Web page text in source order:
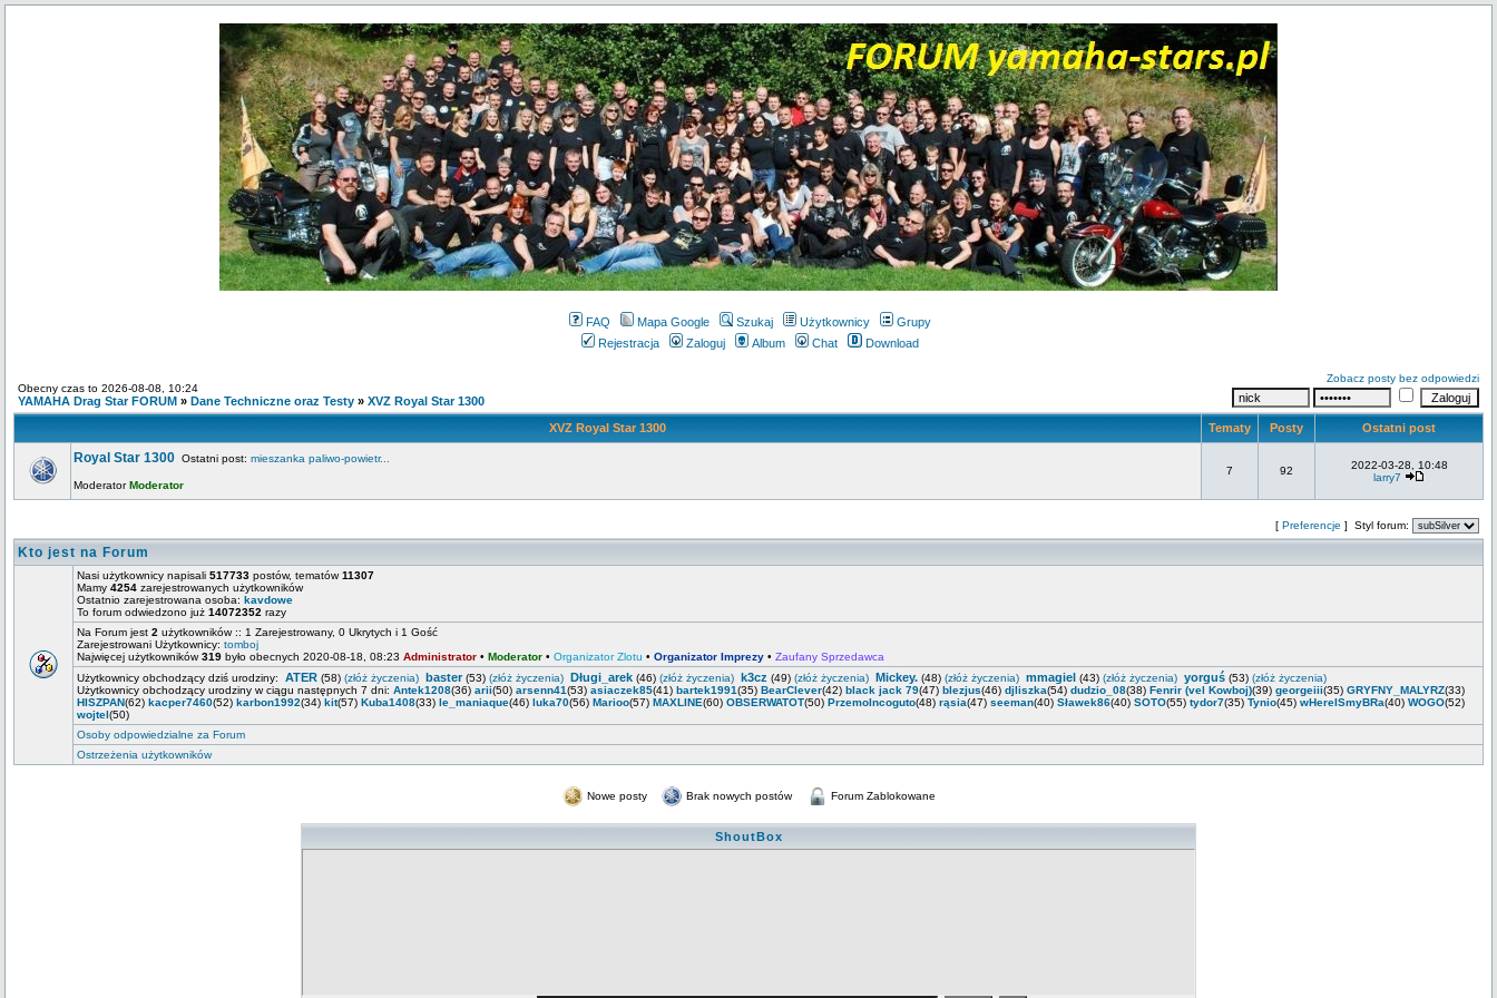
FAQ Mapa Google Szukaj Użytkownicy
Grupy
Rejestracja
Zaloguj Album Chat Download
Obecny czas to 2026-08-08, 10:24
YAMAHA Drag Star FORUM » Dane Techniczne oraz Testy » XVZ Royal Star 1300
Zobacz posty bez odpowiedzi
XVZ Royal Star 1300 Tematy Posty Ostatni post
Royal Star 1300 Ostatni post: mieszanka paliwo-powietr...
ModeratorModerator
7 92
2022-03-28, 10:48
larry7
[ Preferencje ] Styl forum:
Kto jest na Forum
Nasi użytkownicy napisali 517733 postów, tematów11307
Mamy 4254 zarejestrowanych użytkowników
Ostatnio zarejestrowana osoba: kavdowe
To forum odwiedzono już 14072352 razy
Na Forum jest 2 użytkowników :: 1 Zarejestrowany, 0 Ukrytych i 1 Gość
Zarejestrowani Użytkownicy: tomboj
Najwięcej użytkowników319 było obecnych 2020-08-18, 08:23 Administrator • Moderator • Organizator Zlotu • Organizator Imprezy • Zaufany Sprzedawca
Użytkownicy obchodzący dziś urodziny: ATER (58) (złóż życzenia) baster(53) (złóż życzenia) Długi_arek (46) (złóż życzenia) k3cz (49) (złóż życzenia) Mickey. (48) (złóż życzenia) mmagiel (43) (złóż życzenia) yorguś (53) (złóż życzenia)
Użytkownicy obchodzący urodziny w ciągu następnych 7 dni: Antek1208(36) arii(50) arsenn41(53) asiaczek85(41) bartek1991(35) BearClever(42) black jack 79(47) blezjus(46) djliszka(54) dudzio_08(38) Fenrir (vel Kowboj)(39) georgeiii(35) GRYFNY_MALYRZ(33)
HISZPAN(62) kacper7460(52) karbon1992(34) kit(57) Kuba1408(33) le_maniaque(46) luka70(56) Marioo(57) MAXLINE(60) OBSERWATOT(50) PrzemoIncoguto(48) rąsia(47) seeman(40) Sławek86(40) SOTO(55) tydor7(35) Tynio(45) wHereISmyBRa(40) WOGO(52)
wojtel(50)
Osoby odpowiedzialne za Forum
Ostrzeżenia użytkowników
Nowe posty Brak nowych postów Forum Zablokowane
ShoutBox